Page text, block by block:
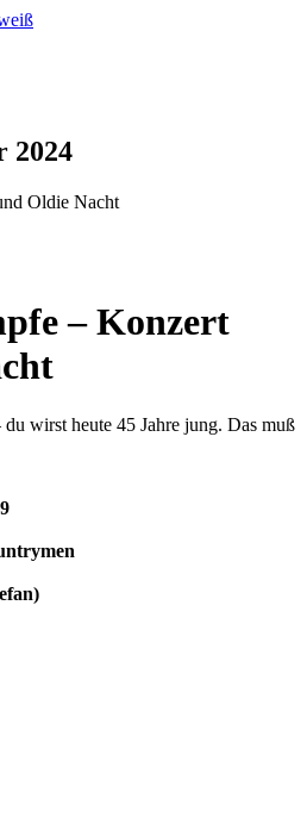
2024
Oldie Nacht
– Konzert
wirst heute 45 Jahre jung. Das muß